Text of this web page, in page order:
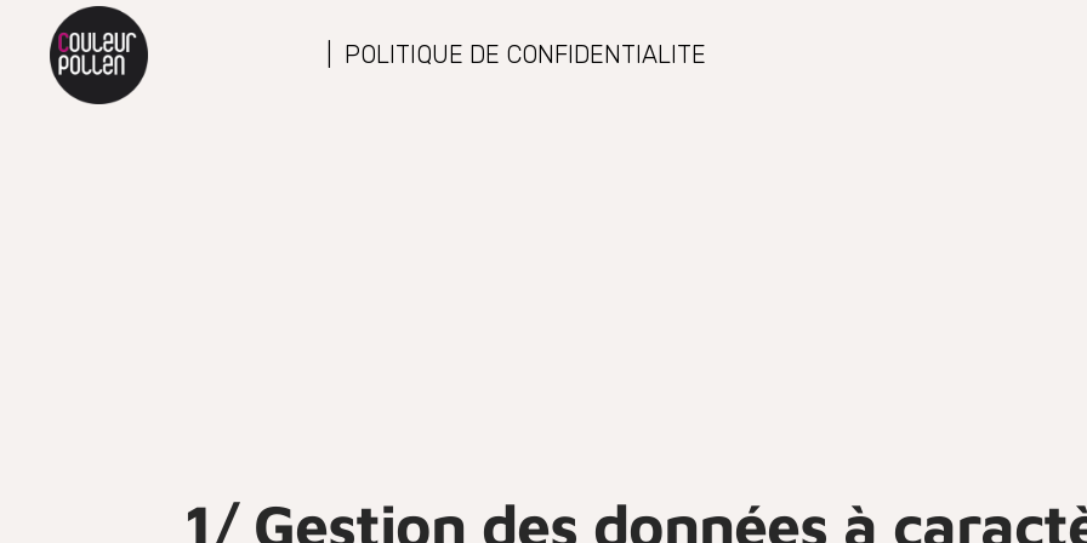
| POLITIQUE DE CONFIDENTIALITE
1/ Gestion des données à